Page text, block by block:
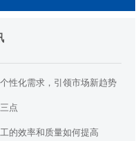
性化需求，引领市场新趋势
点
的效率和质量如何提高